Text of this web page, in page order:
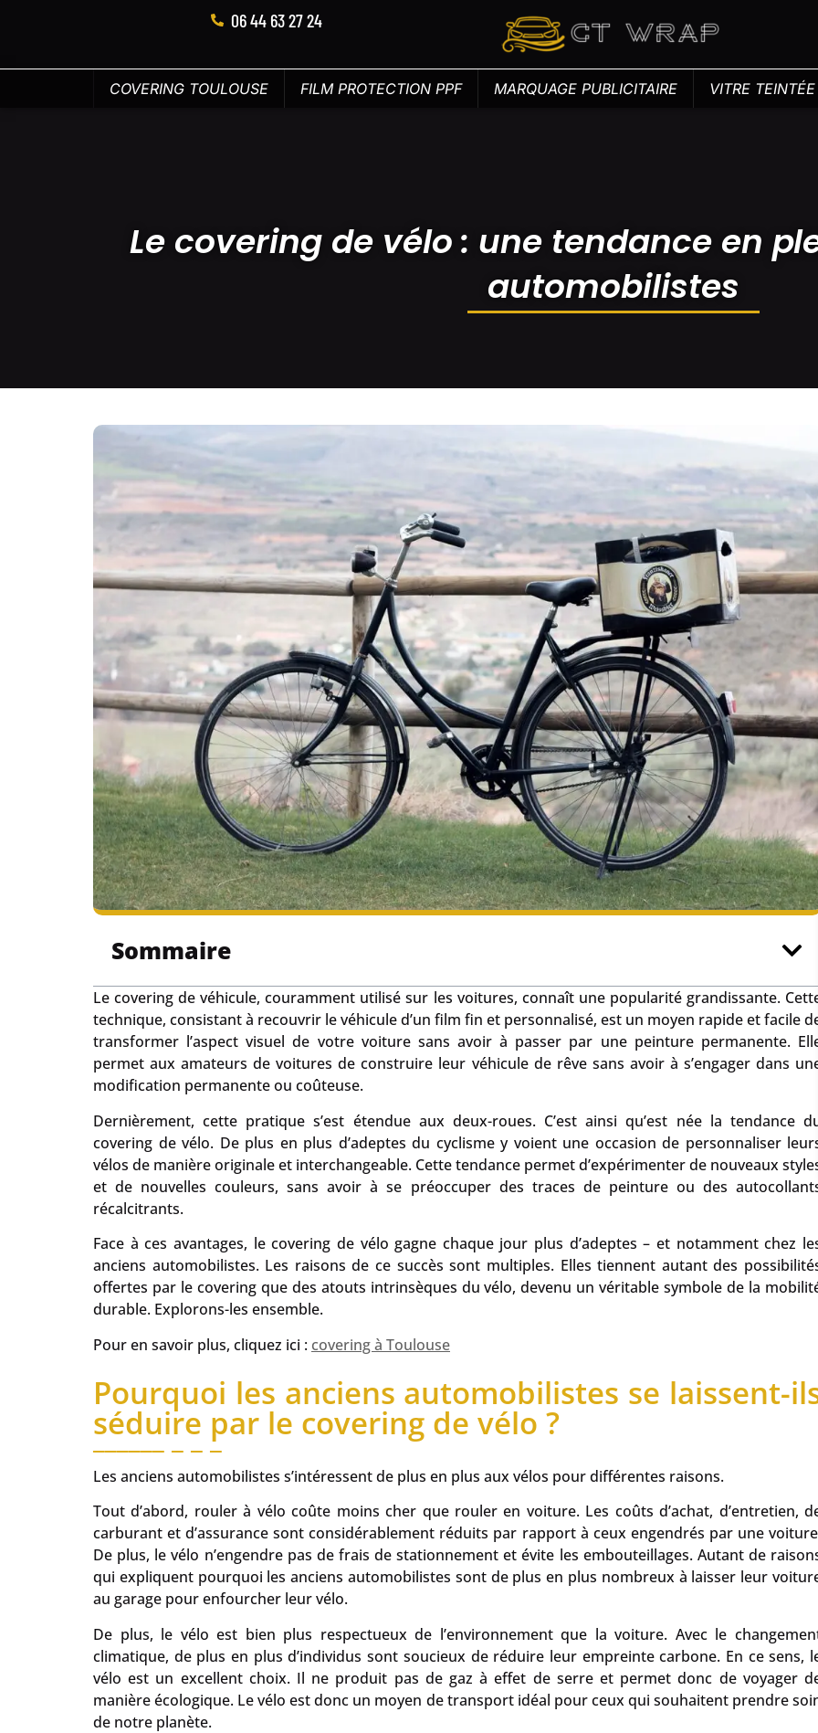
06 44 63 27 24
COVERING TOULOUSE FILM PROTECTION PPF MARQUAGE PUBLICITAIRE VITRE
Le covering de vélo : une tendance en
automobilistes
Sommaire
Le covering de véhicule, couramment utilisé sur les voitures, connaît une popularité grandissante.
technique, consistant à recouvrir le véhicule d’un film fin et personnalisé, est un moyen rapide et facile
transformer l’aspect visuel de votre voiture sans avoir à passer par une peinture permanente.
permet aux amateurs de voitures de construire leur véhicule de rêve sans avoir à s’engager dans
modification permanente ou coûteuse.
Dernièrement, cette pratique s’est étendue aux deux-roues. C’est ainsi qu’est née la tendance
covering de vélo. De plus en plus d’adeptes du cyclisme y voient une occasion de personnaliser
vélos de manière originale et interchangeable. Cette tendance permet d’expérimenter de nouveaux
et de nouvelles couleurs, sans avoir à se préoccuper des traces de peinture ou des
récalcitrants.
Face à ces avantages, le covering de vélo gagne chaque jour plus d’adeptes – et notamment chez
anciens automobilistes. Les raisons de ce succès sont multiples. Elles tiennent autant des
offertes par le covering que des atouts intrinsèques du vélo, devenu un véritable symbole de la
durable. Explorons-les ensemble.
Pour en savoir plus, cliquez ici : covering à Toulouse
Pourquoi les anciens automobilistes se laissent-
séduire par le covering de vélo ?
Les anciens automobilistes s’intéressent de plus en plus aux vélos pour différentes raisons.
Tout d’abord, rouler à vélo coûte moins cher que rouler en voiture. Les coûts d’achat, d’entretien,
carburant et d’assurance sont considérablement réduits par rapport à ceux engendrés par une
De plus, le vélo n’engendre pas de frais de stationnement et évite les embouteillages. Autant de
qui expliquent pourquoi les anciens automobilistes sont de plus en plus nombreux à laisser leur
au garage pour enfourcher leur vélo.
De plus, le vélo est bien plus respectueux de l’environnement que la voiture. Avec le
climatique, de plus en plus d’individus sont soucieux de réduire leur empreinte carbone. En ce sens,
vélo est un excellent choix. Il ne produit pas de gaz à effet de serre et permet donc de voyager
manière écologique. Le vélo est donc un moyen de transport idéal pour ceux qui souhaitent prendre
de notre planète.